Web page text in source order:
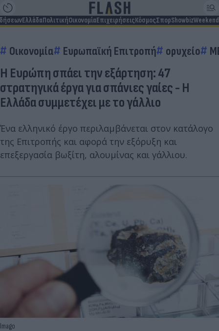
ΕλλάδαΠολιτικήΟικονομίαΕπιχειρήσειςΚόσμοςΣπορShowbizWeekend
Οικονομία Ευρωπαϊκή Επιτροπή ορυχείο
Η Ευρώπη σπάει την εξάρτηση: 47
στρατηγικά έργα για σπάνιες γαίες - Η
Ελλάδα συμμετέχει με το γάλλιο
Ένα ελληνικό έργο περιλαμβάνεται στον κατάλογο
της Επιτροπής και αφορά την εξόρυξη και
επεξεργασία βωξίτη, αλουμίνας και γάλλιου.
Imago